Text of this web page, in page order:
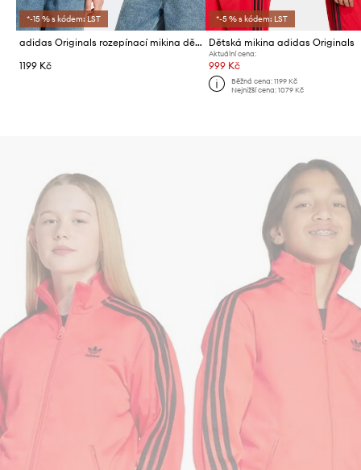
*-15 % s kódem: LST
adidas Originals rozepínací mikina dětská
1199 Kč
*-5 % s kódem: LST
Dětská mikina adidas Originals
Aktuální cena:
999 Kč
Běžná cena: 1199 Kč
Nejnižší cena: 1079 Kč